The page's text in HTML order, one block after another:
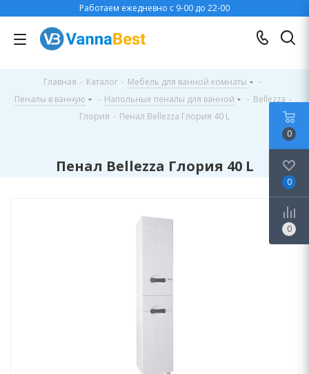
Работаем ежедневно с 9-00 до 22-00
Главная - Каталог - Мебель для ванной комнаты
-
Пеналы в ванную
- Напольные пеналы для ванной - Bellezza -
Глория - Пенал Bellezza Глория 40 L
Пенал Bellezza Глория 40 L
0
0
0